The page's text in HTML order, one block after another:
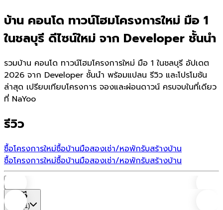
บ้าน คอนโด ทาวน์โฮมโครงการใหม่ มือ 1
ในชลบุรี ดีไซน์ใหม่ จาก Developer ชั้นนำ
รวมบ้าน คอนโด ทาวน์โฮมโครงการใหม่ มือ 1 ในชลบุรี อัปเดต
2026 จาก Developer ชั้นนำ พร้อมแปลน รีวิว และโปรโมชัน
ล่าสุด เปรียบเทียบโครงการ จองและผ่อนดาวน์ ครบจบในที่เดียว
ที่ NaYoo
รีวิว
ซื้อโครงการใหม่ซื้อบ้านมือสองเช่า/หอพักรับสร้างบ้าน
ซื้อโครงการใหม่ซื้อบ้านมือสองเช่า/หอพักรับสร้างบ้าน
(1)